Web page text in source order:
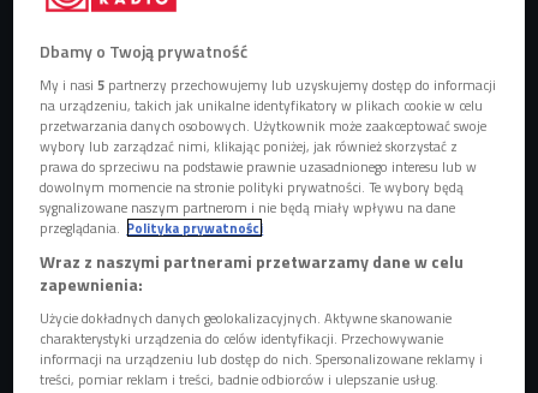
AUDIO 1 plik
 03'41
Sportowe podsumowanie dnia - 5 sierpnia 2022
Dbamy o Twoją prywatność
My i nasi5 partnerzy przechowujemy lub uzyskujemy dostęp do informacji
na urządzeniu, takich jak unikalne identyfikatory w plikach cookie w celu
przetwarzania danych osobowych. Użytkownik może zaakceptować swoje
wybory lub zarządzać nimi, klikając poniżej, jak również skorzystać z
prawa do sprzeciwu na podstawie prawnie uzasadnionego interesu lub w
dowolnym momencie na stronie polityki prywatności. Te wybory będą
sygnalizowane naszym partnerom i nie będą miały wpływu na dane
przeglądania. Polityka prywatności
Wraz z naszymi partnerami przetwarzamy dane w celu
zapewnienia:
Użycie dokładnych danych geolokalizacyjnych. Aktywne skanowanie
charakterystyki urządzenia do celów identyfikacji. Przechowywanie
informacji na urządzeniu lub dostęp do nich. Spersonalizowane reklamy i
treści, pomiar reklam i treści, badnie odbiorców i ulepszanie usług.